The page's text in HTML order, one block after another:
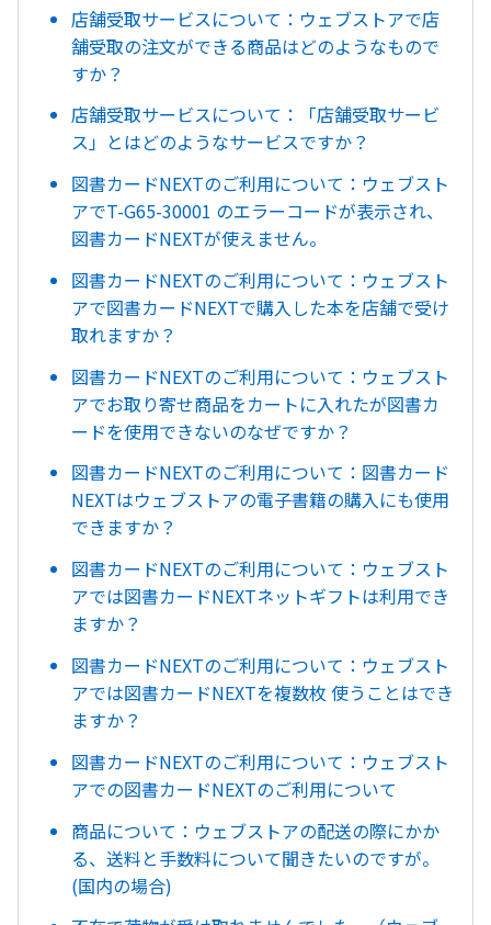
店舗受取サービスについて：ウェブストアで店
舗受取の注文ができる商品はどのようなもので
すか？
店舗受取サービスについて：「店舗受取サービ
ス」とはどのようなサービスですか？
図書カードNEXTのご利用について：ウェブスト
アでT-G65-30001 のエラーコードが表示され、
図書カードNEXTが使えません。
図書カードNEXTのご利用について：ウェブスト
アで図書カードNEXTで購入した本を店舗で受け
取れますか？
図書カードNEXTのご利用について：ウェブスト
アでお取り寄せ商品をカートに入れたが図書カ
ードを使用できないのなぜですか？
図書カードNEXTのご利用について：図書カード
NEXTはウェブストアの電子書籍の購入にも使用
できますか？
図書カードNEXTのご利用について：ウェブスト
アでは図書カードNEXTネットギフトは利用でき
ますか？
図書カードNEXTのご利用について：ウェブスト
アでは図書カードNEXTを複数枚 使うことはでき
ますか？
図書カードNEXTのご利用について：ウェブスト
アでの図書カードNEXTのご利用について
商品について：ウェブストアの配送の際にかか
る、送料と手数料について聞きたいのですが。
(国内の場合)